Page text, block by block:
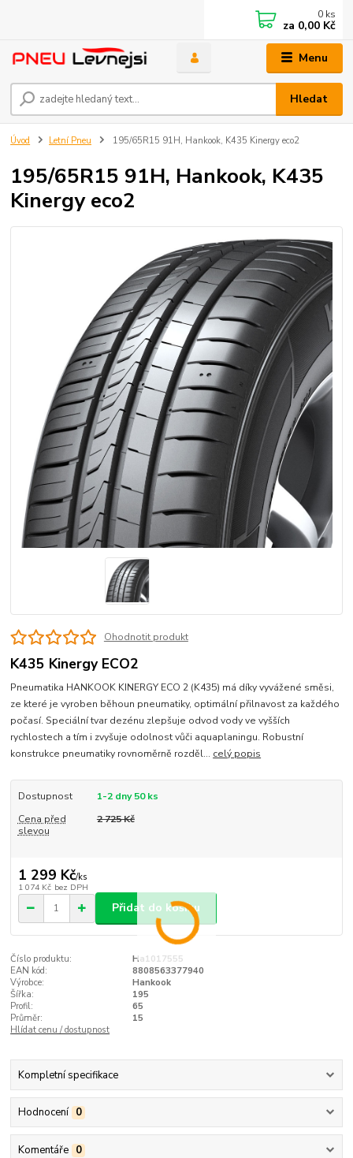
Menu
Hledat
0 ks
za 0,00 Kč
Úvod Letní Pneu 195/65R15 91H, Hankook, K435 Kinergy eco2
195/65R15 91H, Hankook, K435
Kinergy eco2
Ohodnotit produkt
K435 Kinergy ECO2
Pneumatika HANKOOK KINERGY ECO 2 (K435) má díky vyvážené směsi,
ze které je vyroben běhoun pneumatiky, optimální přilnavost za každého
počasí. Speciální tvar dezénu zlepšuje odvod vody ve vyšších
rychlostech a tím i zvyšuje odolnost vůči aquaplaningu. Robustní
konstrukce pneumatiky rovnoměrně rozděl... celý popis
Dostupnost
1-2 dny 50 ks
Cena před
slevou
2 725 Kč
1 299 Kč/ks
1 074 Kč bez DPH
Přidat do košíku
Číslo produktu:
Ha1017555
EAN kód:
8808563377940
Výrobce:
Hankook
Šířka:
195
Profil:
65
Průměr:
15
Hlídat cenu / dostupnost
Kompletní specifikace
Hodnocení 0
Komentáře 0